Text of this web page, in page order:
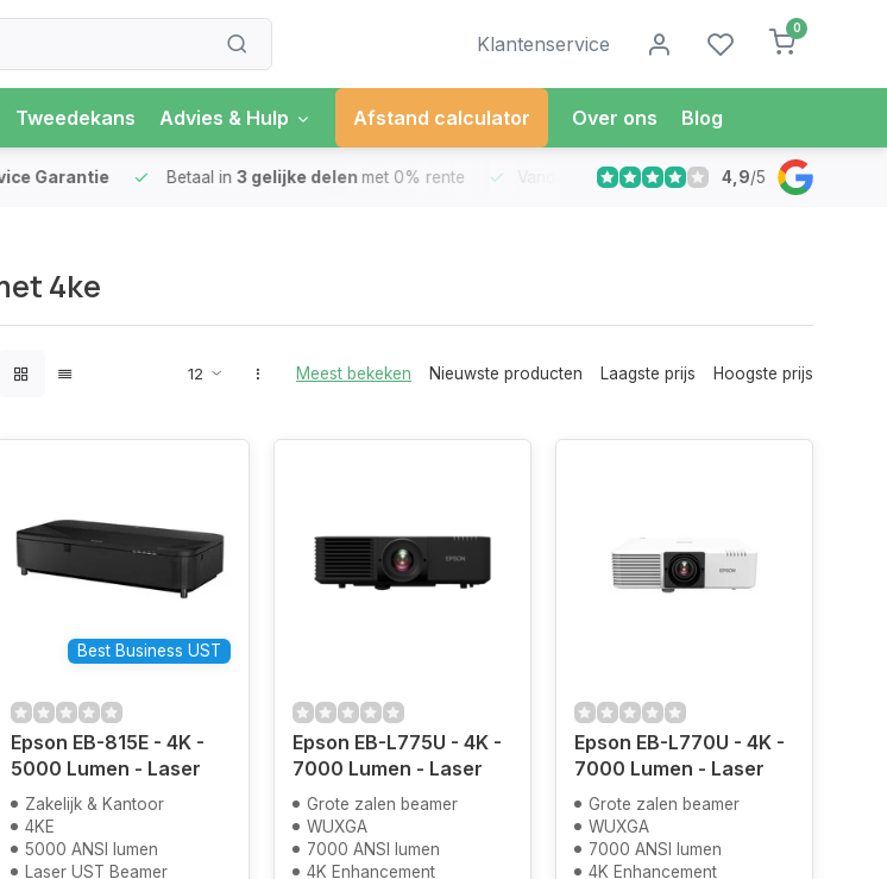
Klantenservice
0
Tweedekans Advies & Hulp Afstand calculator Over ons Blog
Garantie Betaal in3 gelijke delenmet 0% rente Vandaag besteldMorgen in Huis*
4,9/5
4ke
Meest bekeken Nieuwste producten Laagste prijs Hoogste prijs
Best Business UST
Epson EB-815E - 4K -
5000 Lumen - Laser
Zakelijk & Kantoor
4KE
5000 ANSI lumen
Laser UST Beamer
Epson EB-L775U - 4K -
7000 Lumen - Laser
Grote zalen beamer
WUXGA
7000 ANSI lumen
4K Enhancement
Epson EB-L770U - 4K -
7000 Lumen - Laser
Grote zalen beamer
WUXGA
7000 ANSI lumen
4K Enhancement